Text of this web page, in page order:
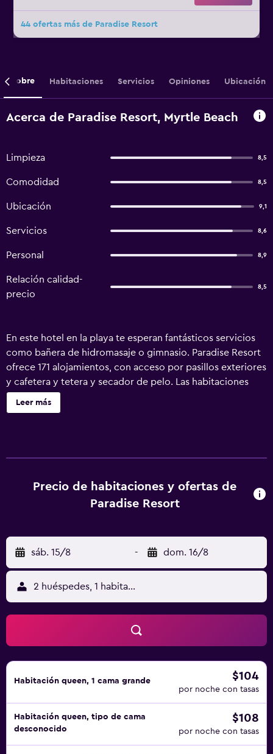
44 ofertas más de Paradise Resort
Sobre Habitaciones Servicios Opiniones Ubicación
Acerca de Paradise Resort, Myrtle Beach
Limpieza 8,5
Comodidad 8,5
Ubicación 9,1
Servicios 8,6
Personal 8,9
Relación calidad-
precio
8,5
En este hotel en la playa te esperan fantásticos servicios
como bañera de hidromasaje o gimnasio. Paradise Resort
ofrece 171 alojamientos, con acceso por pasillos exteriores
y cafetera y tetera y secador de pelo. Las habitaciones
disponen de balcón. Cada alojamiento tiene un mobiliario
y decoración diferentes. Se ofrece televisión por cable.
personas de negocios incluyen escritorio y teléfono; se
ofrecen llamadas locales gratuitas (pueden existir
libre, piscina infantil y bañera de hidromasaje. Otros
servicios de ocio y esparcimiento incluyen río lento y
gimnasio. Se pueden practicar las actividades de ocio y
esparcimiento que se indican más abajo en las
instalaciones o cerca del alojamiento (es posible que se
aplique un recargo).
Leer más
Precio de habitaciones y ofertas de
Paradise Resort
sáb. 15/8 - dom. 16/8
2 huéspedes, 1 habitación
Habitación queen, 1 cama grande $104
por noche con tasas
Habitación queen, tipo de cama
desconocido
$108
por noche con tasas